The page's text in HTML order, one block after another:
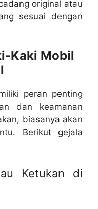
original atau
sesuai dengan
Kaki Mobil
peran penting
dan keamanan
biasanya akan
Berikut gejala
Ketukan di